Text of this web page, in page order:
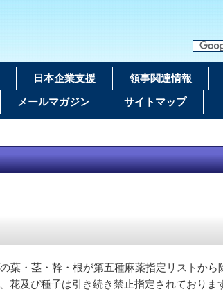
日本企業支援 領事関連情報
メールマガジン サイトマップ
・茎・幹・根が第五種麻薬指定リストか
及び種子は引き続き禁止指定されておりま